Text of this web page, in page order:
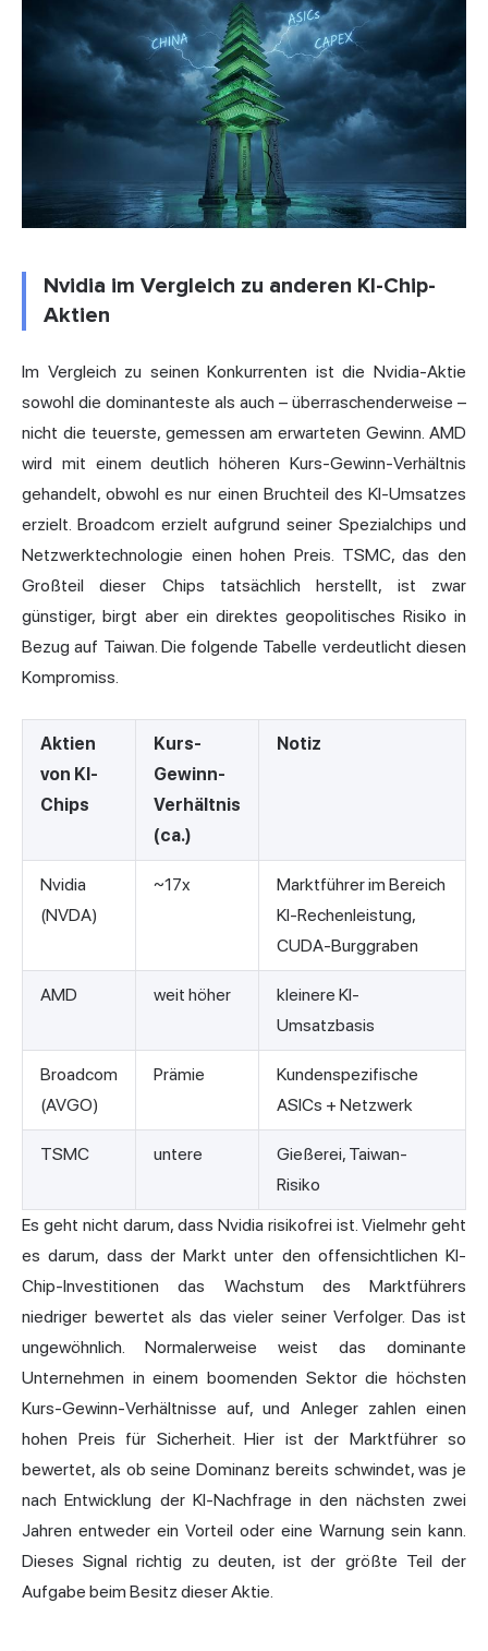
Nvidia im Vergleich zu anderen KI-Chip-
Aktien
Im Vergleich zu seinen Konkurrenten ist die Nvidia-Aktie
sowohl die dominanteste als auch – überraschenderweise –
nicht die teuerste, gemessen am erwarteten Gewinn. AMD
wird mit einem deutlich höheren Kurs-Gewinn-Verhältnis
gehandelt, obwohl es nur einen Bruchteil des KI-Umsatzes
erzielt. Broadcom erzielt aufgrund seiner Spezialchips und
Netzwerktechnologie einen hohen Preis. TSMC, das den
Großteil dieser Chips tatsächlich herstellt, ist zwar
günstiger, birgt aber ein direktes geopolitisches Risiko in
Bezug auf Taiwan. Die folgende Tabelle verdeutlicht diesen
Kompromiss.
Aktien
von KI-
Chips
Kurs-
Gewinn-
Verhältnis
(ca.)
Notiz
Nvidia
(NVDA)
~17x
Marktführer im Bereich
KI-Rechenleistung,
CUDA-Burggraben
AMD weit höher
kleinere KI-
Umsatzbasis
Broadcom
(AVGO)
Prämie
Kundenspezifische
ASICs + Netzwerk
TSMC untere
Gießerei, Taiwan-
Risiko
Es geht nicht darum, dass Nvidia risikofrei ist. Vielmehr geht
es darum, dass der Markt unter den offensichtlichen KI-
Chip-Investitionen das Wachstum des Marktführers
niedriger bewertet als das vieler seiner Verfolger. Das ist
ungewöhnlich. Normalerweise weist das dominante
Unternehmen in einem boomenden Sektor die höchsten
Kurs-Gewinn-Verhältnisse auf, und Anleger zahlen einen
hohen Preis für Sicherheit. Hier ist der Marktführer so
bewertet, als ob seine Dominanz bereits schwindet, was je
nach Entwicklung der KI-Nachfrage in den nächsten zwei
Jahren entweder ein Vorteil oder eine Warnung sein kann.
Dieses Signal richtig zu deuten, ist der größte Teil der
Aufgabe beim Besitz dieser Aktie.